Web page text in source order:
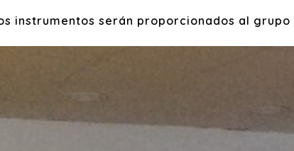
instrumentos serán proporcionados al